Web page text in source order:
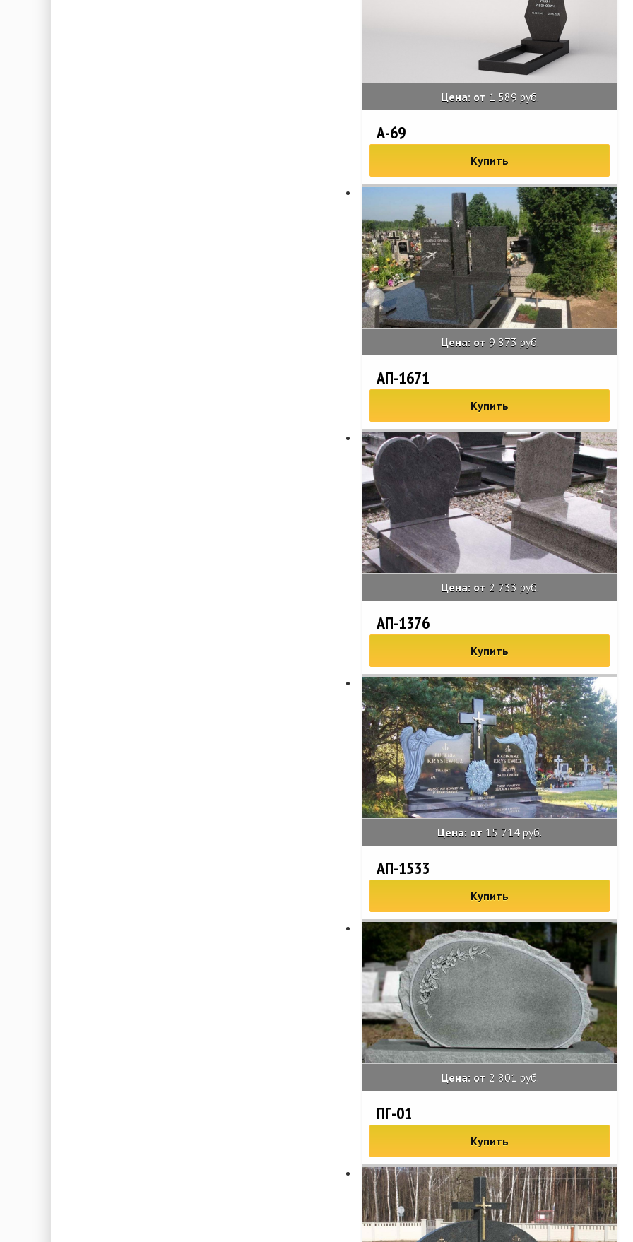
Цена: от 1 589 руб.
А-69
Купить
Цена: от 9 873 руб.
АП-1671
Купить
Цена: от 2 733 руб.
АП-1376
Купить
Цена: от 15 714 руб.
АП-1533
Купить
Цена: от 2 801 руб.
ПГ-01
Купить